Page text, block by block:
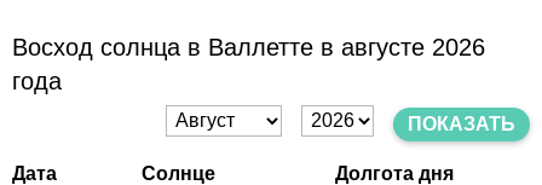
Восход солнца в Валлетте в августе 2026
года
ПОКАЗАТЬ
Дата Солнце Долгота дня